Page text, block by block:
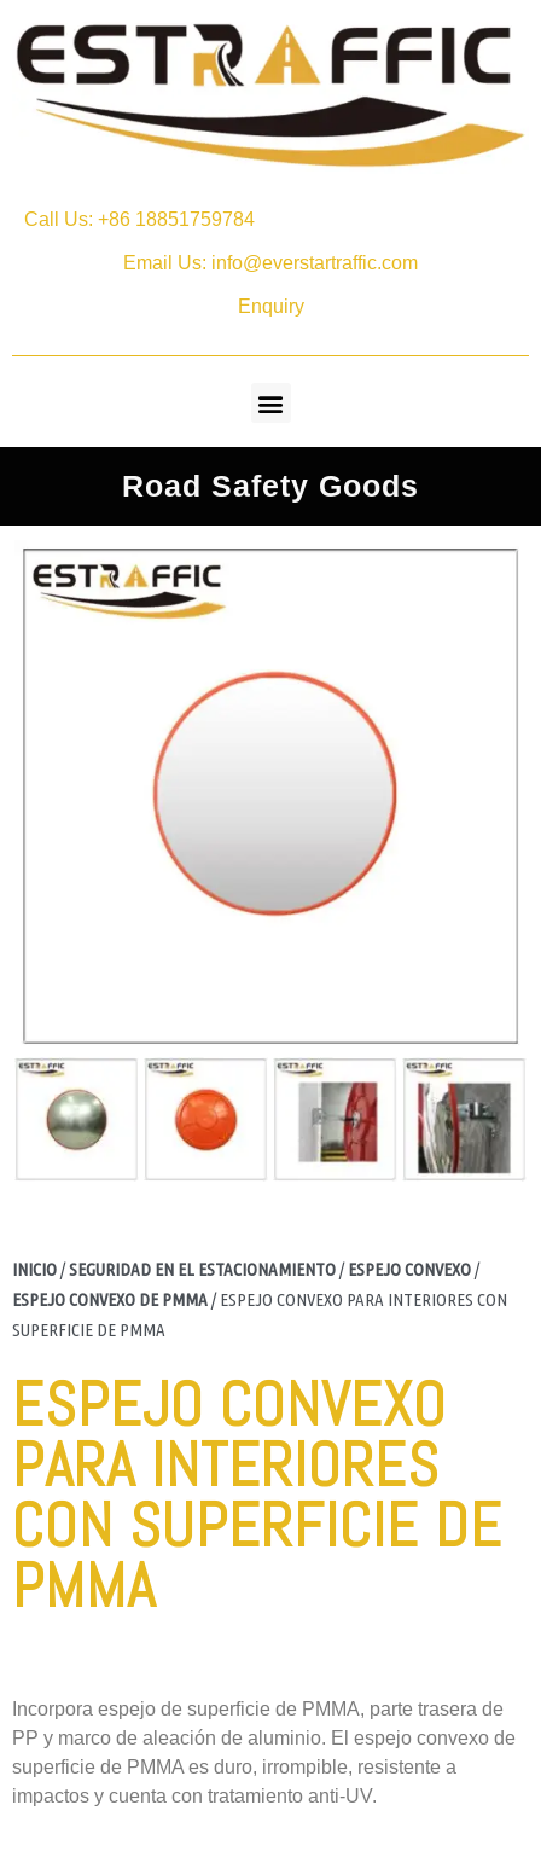
Call Us: +86 18851759784
Email Us: info@everstartraffic.com
Enquiry
Road Safety Goods
INICIO/SEGURIDAD EN EL ESTACIONAMIENTO/ESPEJO CONVEXO/
ESPEJO CONVEXO DE PMMA/ ESPEJO CONVEXO PARA INTERIORES CON
SUPERFICIE DE PMMA
ESPEJO CONVEXO
PARA INTERIORES
CON SUPERFICIE DE
PMMA
Incorpora espejo de superficie de PMMA, parte trasera de
PP y marco de aleación de aluminio. El espejo convexo de
superficie de PMMA es duro, irrompible, resistente a
impactos y cuenta con tratamiento anti-UV.